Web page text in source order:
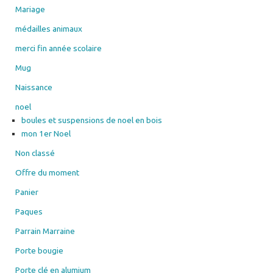
Mariage
médailles animaux
merci fin année scolaire
Mug
Naissance
noel
boules et suspensions de noel en bois
mon 1er Noel
Non classé
Offre du moment
Panier
Paques
Parrain Marraine
Porte bougie
Porte clé en alumium